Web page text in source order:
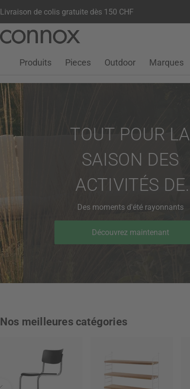
Livraison de colis gratuite dès 150 CHF
contenu
Votre compteListe de souhaits
Warenkorb
Produits Pieces Outdoor Marques
TOUT POUR LA
SAISON DES
ACTIVITÉS DE
PLEIN AIR
Des moments d'été rayonnants
Découvrez maintenant
Nos meilleures catégories